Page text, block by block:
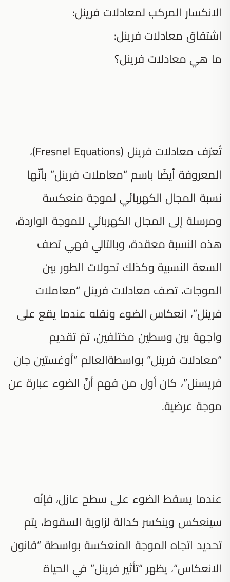
الانكسار المركب لمعادلات فرينل:
اشتقاق معادلات فرينل:
ما هي معادلات فرينل؟
تُعرّف معادلات فرينل (Fresnel Equations)،
المعروفة أيضًا باسم “معاملات فرينل” بأنّها
نسبة المجال الكهربائي لموجة منعكسة
ومرسلة إلى المجال الكهربائي للموجة الواردة،
هذه النسبة معقدة، وبالتالي فهي تصف
السعة النسبية وكذلك تحولات الطور بين
الموجات، تصف معادلات فرينل “معاملات
فرينل”، انعكاس الضوء ونقله عندما يقع على
واجهة بين وسطين مختلفين، تمّ تقديم
“معادلات فرينل” بواسطةالعالم “أوغستين جان
فريسنل”، كان أول من فهم أنّ الضوء عبارة عن
موجة عرضية.
عندما يسقط الضوء على سطح عازل، فإنّه
سينعكس وينكسر كدالة لزاوية السقوط، يتم
تحديد اتجاه الموجة المنعكسة بواسطة “قانون
الانعكاس“، يظهر “تأثير فرينل” في الحياة